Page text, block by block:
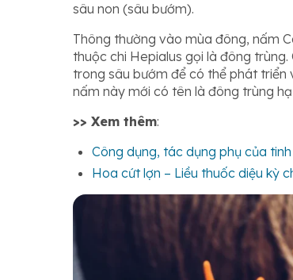
sâu non (sâu bướm).
Thông thường vào mùa đông, nấm
thuộc chi Hepialus gọi là đông
trong sâu bướm để có thể phát triển
nấm này mới có tên là đông trùng
>> Xem thêm:
Công dụng, tác dụng phụ của
Hoa cứt lợn – Liều thuốc diệu kỳ